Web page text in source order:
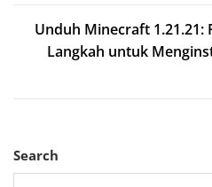
Unduh Minecraft 1.21.21:
Langkah untuk
Search